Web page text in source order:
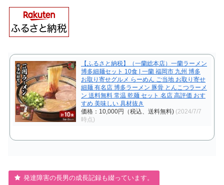
【ふるさと納税】（一蘭総本店）一蘭ラーメン
博多細麺セット 10食 | 一蘭 福岡市 九州 博多
お取り寄せグルメ らーめん ご当地 お取り寄せ
細麺 有名店 博多ラーメン 豚骨 とんこつラーメ
ン 送料無料 常温 乾麺 セット 名店 高評価 おす
すめ 美味しい 具材抜き
価格：10,000円（税込、送料無料) (2024/7/7
時点)
発達障害の長男の成長記録も綴っています。